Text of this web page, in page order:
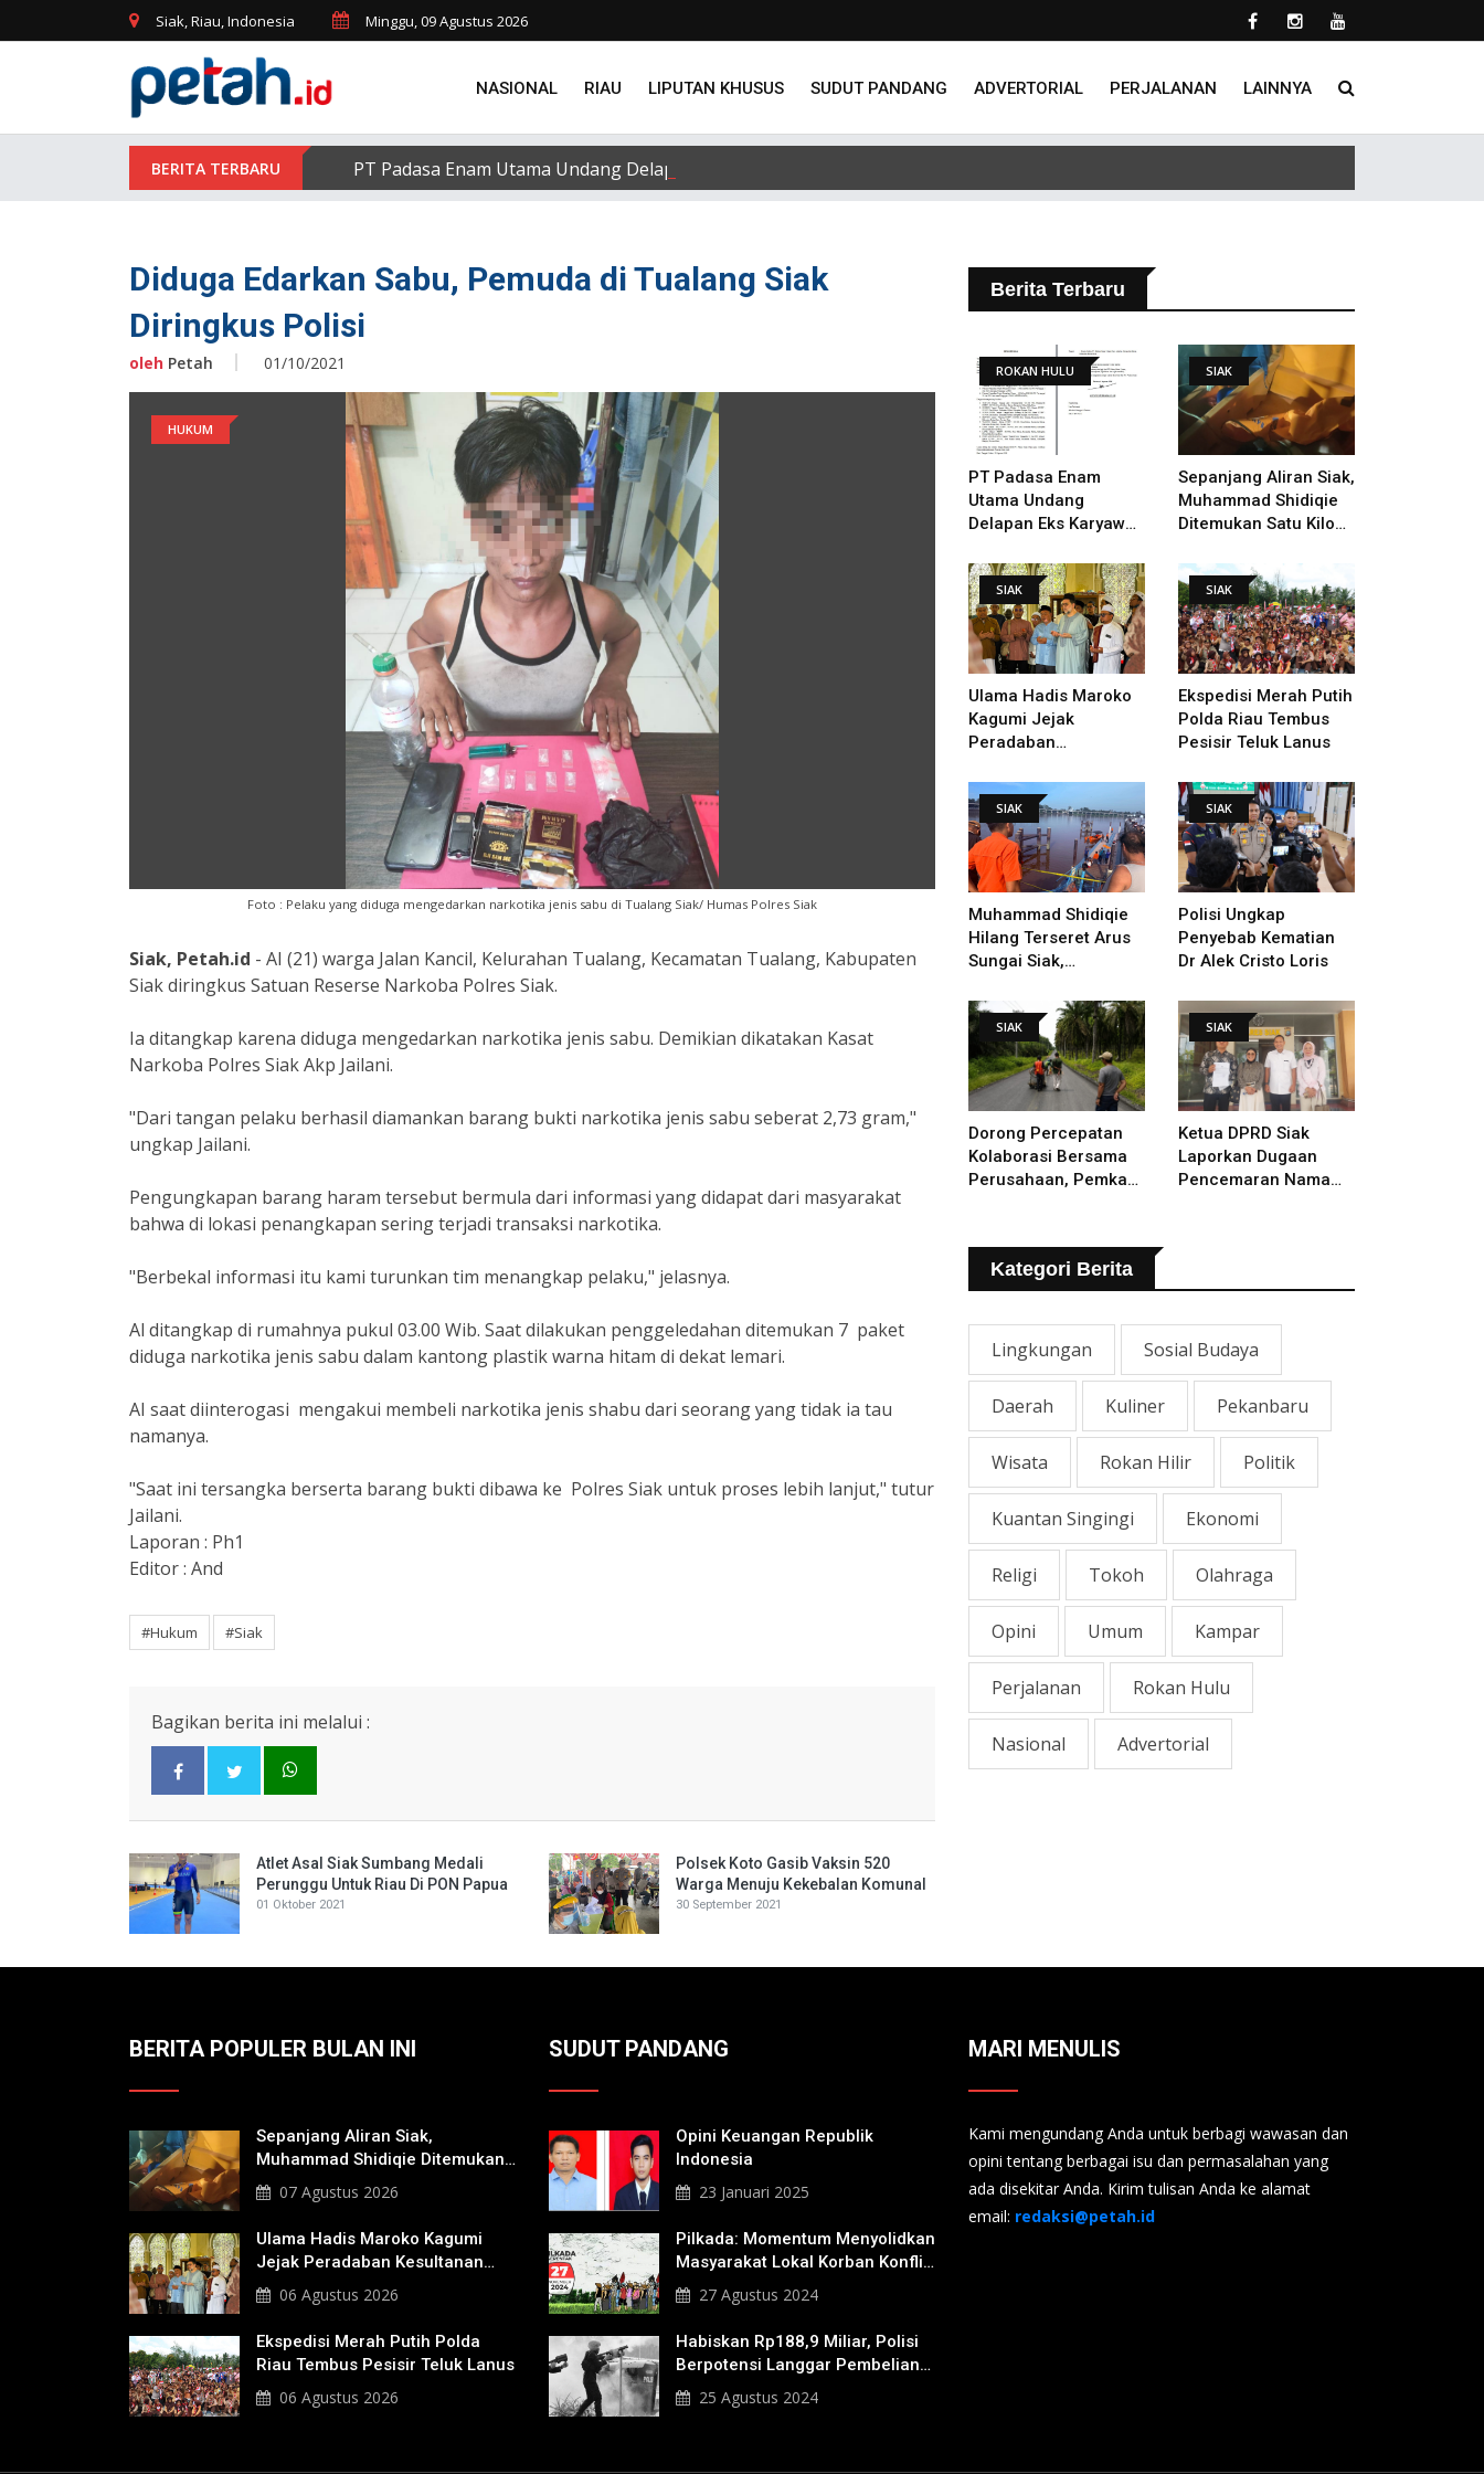
Siak, Riau, Indonesia Minggu, 09 Agustus 2026
NASIONAL RIAU LIPUTAN KHUSUS SUDUT PANDANG ADVERTORIAL PERJALANAN LAINNYA
PT Padasa Enam Utama Undang Delapan Eks Karyawan untuk Verifikasi Data Tindak Lanjut Putusan PHI
Diduga Edarkan Sabu, Pemuda di Tualang Siak
Diringkus Polisi
oleh Petah 01/10/2021
HUKUM
Foto : Pelaku yang diduga mengedarkan narkotika jenis sabu di Tualang Siak/ Humas Polres Siak
Siak, Petah.id - AI (21) warga Jalan Kancil, Kelurahan Tualang, Kecamatan Tualang, Kabupaten
Siak diringkus Satuan Reserse Narkoba Polres Siak.
Ia ditangkap karena diduga mengedarkan narkotika jenis sabu. Demikian dikatakan Kasat
Narkoba Polres Siak Akp Jailani.
"Dari tangan pelaku berhasil diamankan barang bukti narkotika jenis sabu seberat 2,73 gram,"
ungkap Jailani.
Pengungkapan barang haram tersebut bermula dari informasi yang didapat dari masyarakat
bahwa di lokasi penangkapan sering terjadi transaksi narkotika.
"Berbekal informasi itu kami turunkan tim menangkap pelaku," jelasnya.
Al ditangkap di rumahnya pukul 03.00 Wib. Saat dilakukan penggeledahan ditemukan 7 paket
diduga narkotika jenis sabu dalam kantong plastik warna hitam di dekat lemari.
AI saat diinterogasi mengakui membeli narkotika jenis shabu dari seorang yang tidak ia tau
namanya.
"Saat ini tersangka berserta barang bukti dibawa ke Polres Siak untuk proses lebih lanjut," tutur
Jailani.
Laporan : Ph1
Editor : And
#Hukum #Siak
Bagikan berita ini melalui :
Atlet Asal Siak Sumbang Medali
Perunggu Untuk Riau Di PON Papua
01 Oktober 2021
Polsek Koto Gasib Vaksin 520
Warga Menuju Kekebalan Komunal
30 September 2021
Berita Terbaru
ROKAN HULU
PT Padasa Enam
Utama Undang
Delapan Eks Karyawan
Tindak Lanjut Putusan
PHI
SIAK
Sepanjang Aliran Siak,
Muhammad Shidiqie
Ditemukan Satu Kilo
Tenggelam
SIAK
Ulama Hadis Maroko
Kagumi Jejak
Peradaban
Ziarahi Makam Sultan
Hingga Pendiri
Pekanbaru
SIAK
Ekspedisi Merah Putih
Polda Riau Tembus
Pesisir Teluk Lanus
SIAK
Muhammad Shidiqie
Hilang Terseret Arus
Sungai Siak,
Dilakukan
SIAK
Polisi Ungkap
Penyebab Kematian
Dr Alek Cristo Loris
SIAK
Dorong Percepatan
Kolaborasi Bersama
Perusahaan, Pemkab
Yang Rusak
SIAK
Ketua DPRD Siak
Laporkan Dugaan
Pencemaran Nama
Kategori Berita
Lingkungan Sosial Budaya
Daerah Kuliner Pekanbaru
Wisata Rokan Hilir Politik
Kuantan Singingi Ekonomi
Religi Tokoh Olahraga
Opini Umum Kampar
Perjalanan Rokan Hulu
Nasional Advertorial
BERITA POPULER BULAN INI
Sepanjang Aliran Siak,
Muhammad Shidiqie Ditemukan
Satu Kilo Dari Tempat Pertama
Tenggelam
07 Agustus 2026
Ulama Hadis Maroko Kagumi
Jejak Peradaban Kesultanan
Siak, Ziarahi Makam Sultan
Hingga Pendiri Pekanbaru
06 Agustus 2026
Ekspedisi Merah Putih Polda
Riau Tembus Pesisir Teluk Lanus
06 Agustus 2026
SUDUT PANDANG
Opini Keuangan Republik
Indonesia
23 Januari 2025
Pilkada: Momentum Menyolidkan
Masyarakat Lokal Korban Konflik
Agraria27 Agustus 2024
Habiskan Rp188,9 Miliar, Polisi
Berpotensi Langgar Pembelian
Gas Air Mata
25 Agustus 2024
MARI MENULIS
Kami mengundang Anda untuk berbagi wawasan dan
opini tentang berbagai isu dan permasalahan yang
ada disekitar Anda. Kirim tulisan Anda ke alamat
email: redaksi@petah.id